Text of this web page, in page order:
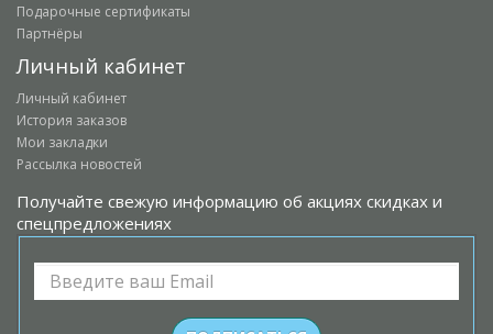
Подарочные сертификаты
Партнёры
Личный кабинет
Личный кабинет
История заказов
Мои закладки
Рассылка новостей
Получайте свежую информацию об акциях скидках и
спецпредложениях